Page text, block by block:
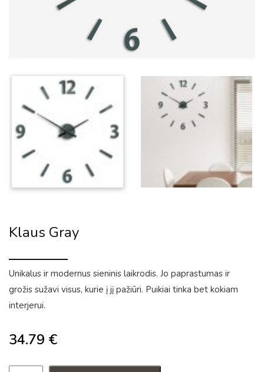
Klaus Gray
Unikalus ir modernus sieninis laikrodis. Jo paprastumas ir
grožis sužavi visus, kurie į jį pažiūri. Puikiai tinka bet kokiam
interjerui.
34.79 €